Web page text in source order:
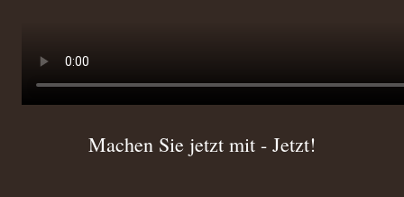
Machen Sie jetzt mit - Jetzt!